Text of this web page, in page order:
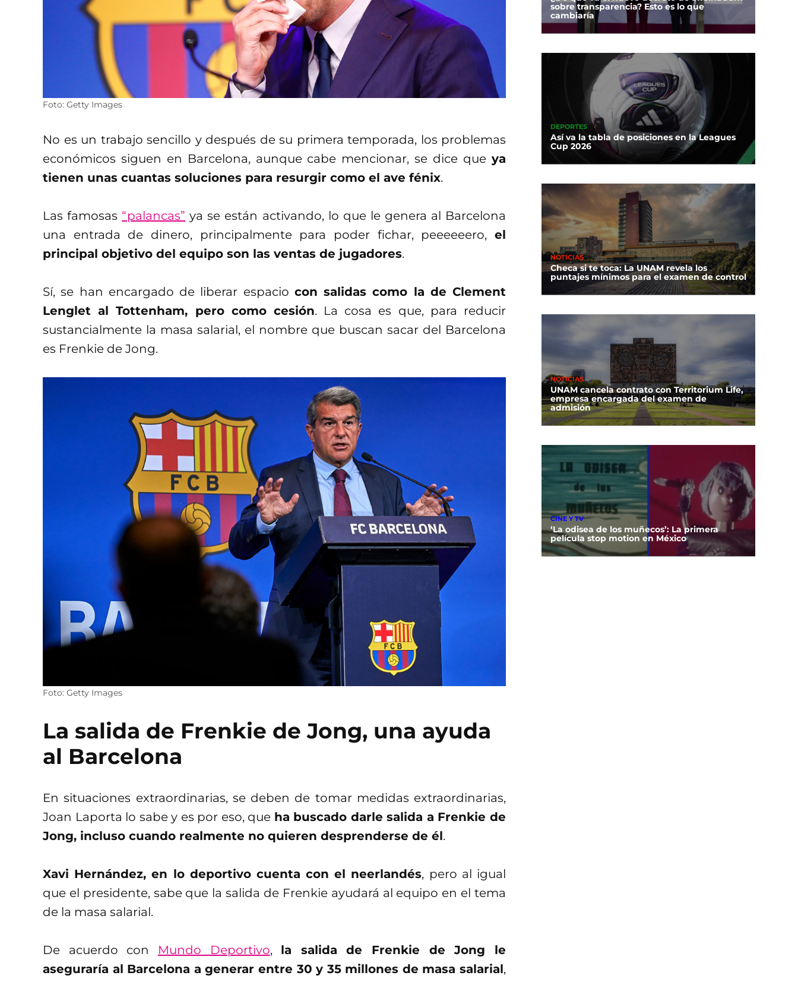
Foto: Getty Images
No es un trabajo sencillo y después de su primera temporada, los problemas
económicos siguen en Barcelona, aunque cabe mencionar, se dice que ya
tienen unas cuantas soluciones para resurgir como el ave fénix.
Las famosas “palancas” ya se están activando, lo que le genera al Barcelona
una entrada de dinero, principalmente para poder fichar, peeeeeero, el
principal objetivo del equipo son las ventas de jugadores.
Sí, se han encargado de liberar espacio con salidas como la de Clement
Lenglet al Tottenham, pero como cesión. La cosa es que, para reducir
sustancialmente la masa salarial, el nombre que buscan sacar del Barcelona
es Frenkie de Jong.
Foto: Getty Images
La salida de Frenkie de Jong, una ayuda
al Barcelona
En situaciones extraordinarias, se deben de tomar medidas extraordinarias,
Joan Laporta lo sabe y es por eso, que ha buscado darle salida a Frenkie de
Jong, incluso cuando realmente no quieren desprenderse de él.
Xavi Hernández, en lo deportivo cuenta con el neerlandés, pero al igual
que el presidente, sabe que la salida de Frenkie ayudará al equipo en el tema
de la masa salarial.
De acuerdo con Mundo Deportivo, la salida de Frenkie de Jong le
aseguraría al Barcelona a generar entre 30 y 35 millones de masa salarial,
sobre transparencia? Esto es lo que
cambiaría
DEPORTES
Así va la tabla de posiciones en la Leagues
Cup 2026
NOTICIAS
Checa si te toca: La UNAM revela los
puntajes mínimos para el examen de control
NOTICIAS
UNAM cancela contrato con Territorium Life,
empresa encargada del examen de
admisión
CINE Y TV
‘La odisea de los muñecos’: La primera
película stop motion en México